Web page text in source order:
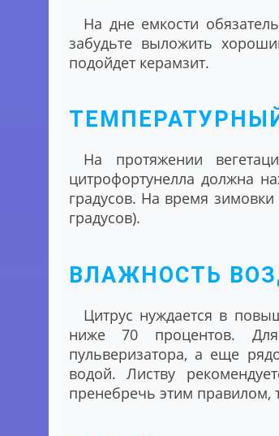
На дне емкости
забудьте выложить
подойдет керамзит.
На протяжении
цитрофортунелла должна
градусов. На время
градусов).
ВЛАЖНОСТЬ
Цитрус нуждается в
ниже 70 процентов. Для
пульверизатора, а еще
водой. Листву
пренебречь этим правилом,